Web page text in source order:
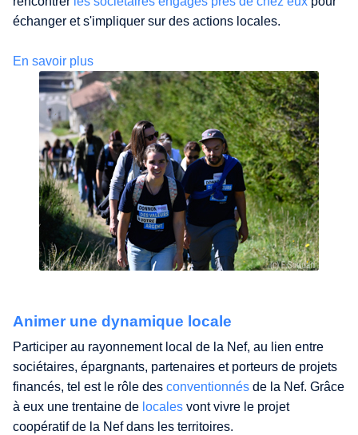
échanger et s'impliquer sur des actions locales.
En savoir plus
Animer une dynamique locale
Participer au rayonnement local de la Nef, au lien entre
sociétaires, épargnants, partenaires et porteurs de projets
financés, tel est le rôle des conventionnés de la Nef. Grâce
à eux une trentaine de locales vont vivre le projet
coopératif de la Nef dans les territoires.